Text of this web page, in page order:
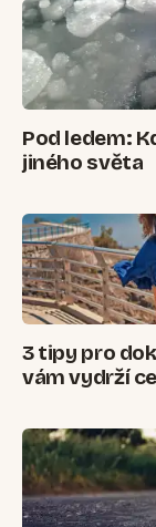
Pod ledem:
jiného světa
3 tipy pro
vám vydrží